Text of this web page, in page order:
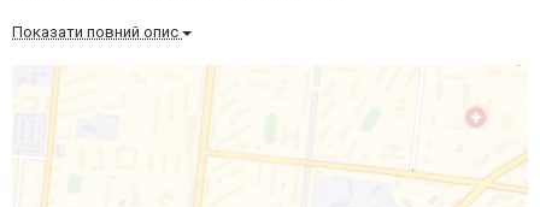
Показати повний опис